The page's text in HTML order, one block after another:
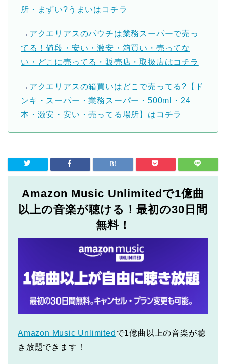
所・まずい?うまいはコチラ
→ アクエリアスのパウチは業務スーパーで売っ
てる！値段・安い・激安・箱買い・売ってな
い・どこに売ってる・販売店・取扱店はコチラ
→ アクエリアスの箱買いはどこで売ってる?【ド
ンキ・スーパー・業務スーパー・500ml・24
本・激安・安い・売ってる場所】はコチラ
Amazon Music Unlimitedで1億曲
以上の音楽が聴ける！最初の30日間
無料！
Amazon Music Unlimited で1億曲以上の音楽が聴
き放題できます！